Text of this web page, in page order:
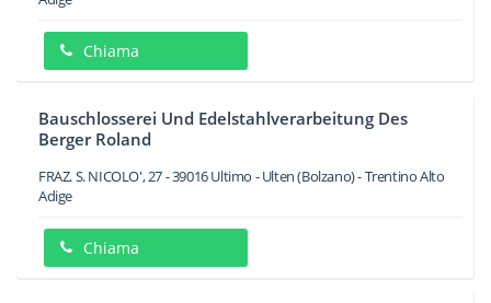
Chiama
Bauschlosserei Und Edelstahlverarbeitung Des
Berger Roland
FRAZ. S. NICOLO', 27-39016Ultimo - Ulten(Bolzano) -Trentino Alto
Adige
Chiama